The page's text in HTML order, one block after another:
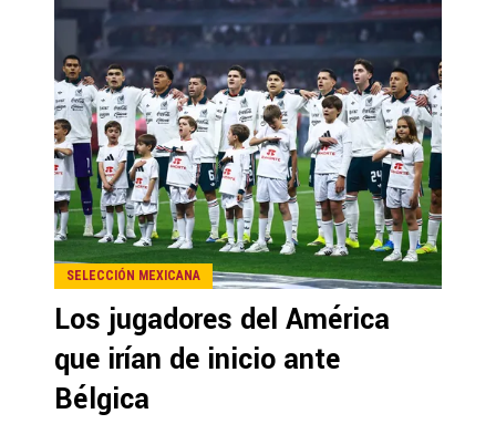
SELECCIÓN MEXICANA
Los jugadores del América
que irían de inicio ante
Bélgica